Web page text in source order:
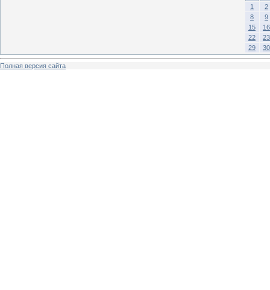
1
2
8
9
15
16
22
23
29
30
Полная версия сайта